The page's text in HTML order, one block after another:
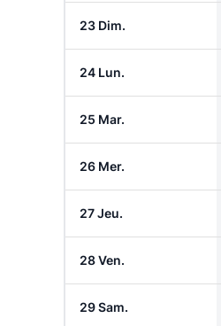
23 Dim.
24 Lun.
25 Mar.
26 Mer.
27 Jeu.
28 Ven.
29 Sam.